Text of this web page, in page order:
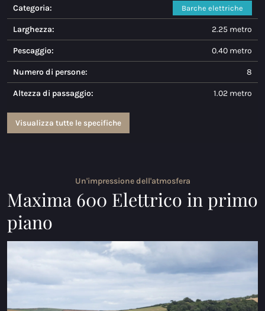
Maxima 730
Maxima 730I
Maxima 820 retro
Maxima 920 cabin
Maxima 650 Flying Lounge
Barche elettriche
Maxima 490 XL Elettrico
Maxima 550 Elettrico
Maxima 600 Elettrico
Maxima 620 MC Elettrico
Categoria: Barche elettriche
Larghezza: 2.25 metro
Pescaggio: 0.40 metro
Numero di persone: 8
Altezza di passaggio: 1.02 metro
Visualizza tutte le specifiche
Un'impressione dell'atmosfera
Maxima 600 Elettrico in primo
piano